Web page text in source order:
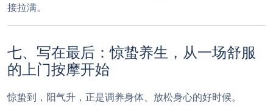
接拉满。
七、写在最后：惊蛰养生，从一场舒服
的上门按摩开始
惊蛰到，阳气升，正是调养身体、放松身心的好时候。